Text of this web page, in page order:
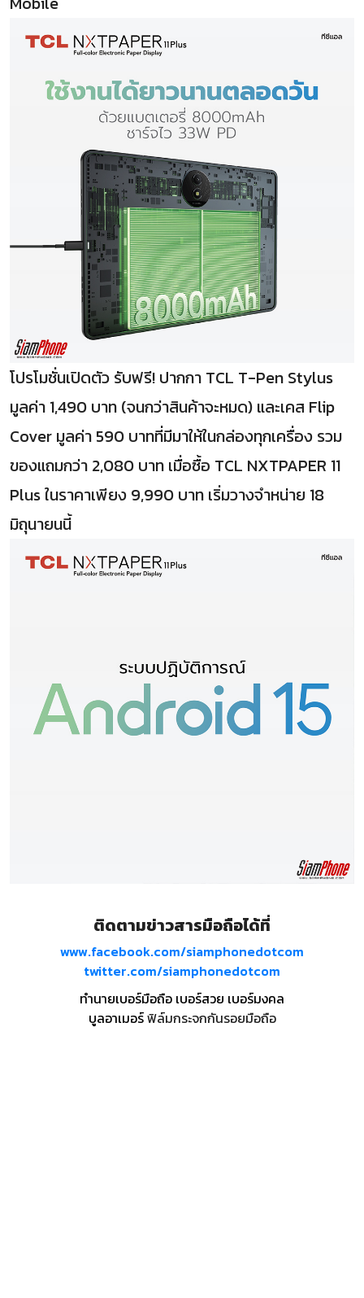
โปรโมชั่นเปิดตัว รับฟรี! ปากกา TCL T-Pen Stylus
มูลค่า 1,490 บาท (จนกว่าสินค้าจะหมด) และเคส Flip
Cover มูลค่า 590 บาทที่มีมาให้ในกล่องทุกเครื่อง รวม
ของแถมกว่า 2,080 บาท เมื่อซื้อ TCL NXTPAPER 11
Plus ในราคาเพียง 9,990 บาท เริ่มวางจำหน่าย 18
มิถุนายนนี้
ติดตามข่าวสารมือถือได้ที่
www.facebook.com/siamphonedotcom
twitter.com/siamphonedotcom
ทำนายเบอร์มือถือ เบอร์สวย เบอร์มงคล
บูลอาเมอร์ฟิล์มกระจกกันรอยมือถือ